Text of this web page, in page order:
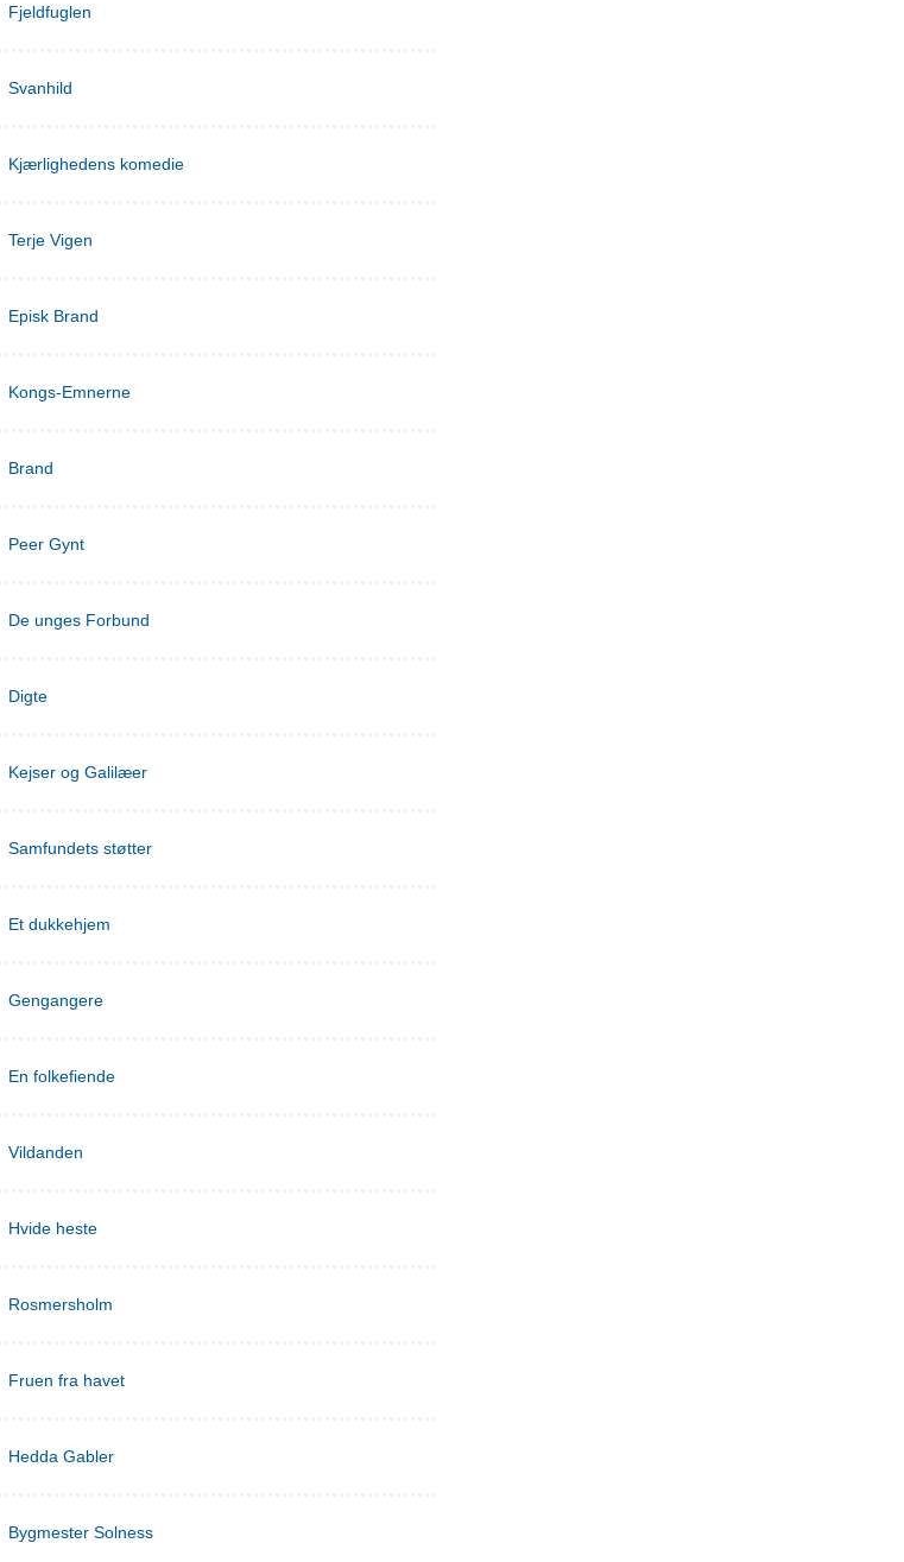
Fjeldfuglen
Svanhild
Kjærlighedens komedie
Terje Vigen
Episk Brand
Kongs-Emnerne
Brand
Peer Gynt
De unges Forbund
Digte
Kejser og Galilæer
Samfundets støtter
Et dukkehjem
Gengangere
En folkefiende
Vildanden
Hvide heste
Rosmersholm
Fruen fra havet
Hedda Gabler
Bygmester Solness